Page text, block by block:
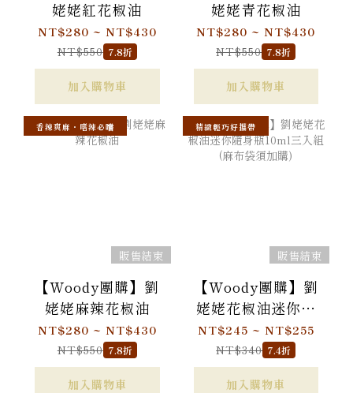
姥姥紅花椒油
NT$280 ~ NT$430
NT$550 7.8折
加入購物車
姥姥青花椒油
NT$280 ~ NT$430
NT$550 7.8折
加入購物車
香辣爽麻・嗜辣必嚐
販售結束
【Woody團購】劉
姥姥麻辣花椒油
NT$280 ~ NT$430
NT$550 7.8折
加入購物車
精緻輕巧好攜帶
販售結束
【Woody團購】劉
姥姥花椒油迷你隨
身瓶10ml三入組(麻
布袋須加購)
NT$245 ~ NT$255
NT$340 7.4折
加入購物車